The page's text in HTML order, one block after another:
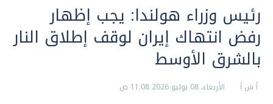
رئيس وزراء هولندا: يجب إظهار
رفض انتهاك إيران لوقف إطلاق النار
بالشرق الأوسط
أ ش أ الأربعاء، 08 يوليو 2026 11:08 ص